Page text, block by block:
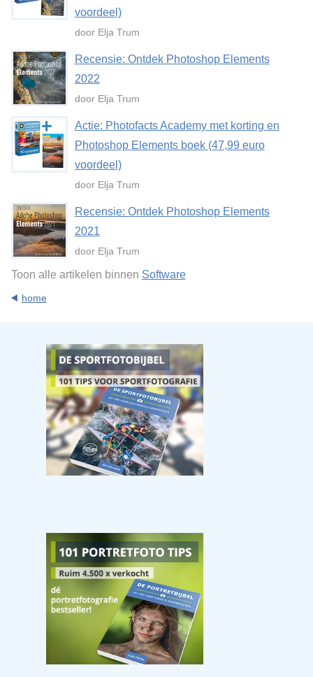
voordeel)
door Elja Trum
Recensie: Ontdek Photoshop Elements
2022
door Elja Trum
Actie: Photofacts Academy met korting en
Photoshop Elements boek (47,99 euro
voordeel)
door Elja Trum
Recensie: Ontdek Photoshop Elements
2021
door Elja Trum
Toon alle artikelen binnen Software
home